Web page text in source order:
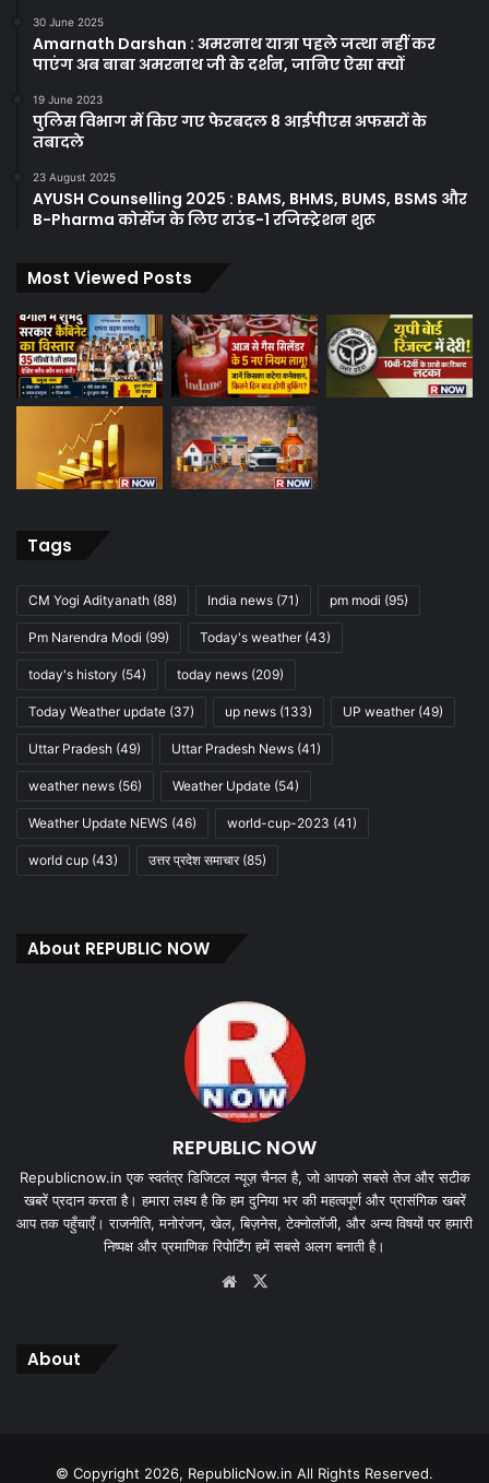
30 June 2025
Amarnath Darshan : अमरनाथ यात्रा पहले जत्था नहीं कर
पाएंग अब बाबा अमरनाथ जी के दर्शन, जानिए ऐसा क्यों
19 June 2023
पुलिस विभाग में किए गए फेरबदल 8 आईपीएस अफसरों के
तबादले
23 August 2025
AYUSH Counselling 2025 : BAMS, BHMS, BUMS, BSMS और
B-Pharma कोर्सेज के लिए राउंड-1 रजिस्ट्रेशन शुरू
Most Viewed Posts
Tags
CM Yogi Adityanath (88) India news (71) pm modi (95)
Pm Narendra Modi (99) Today's weather(43)
today's history (54) today news (209)
Today Weather update (37) up news (133) UP weather(49)
Uttar Pradesh (49) Uttar Pradesh News (41)
weather news (56) Weather Update (54)
Weather Update NEWS (46) world-cup-2023 (41)
world cup (43) उत्तर प्रदेश समाचार(85)
About REPUBLIC NOW
REPUBLIC NOW
Republicnow.in एक स्वतंत्र डिजिटल न्यूज़ चैनल है, जो आपको सबसे तेज और सटीक
खबरें प्रदान करता है। हमारा लक्ष्य है कि हम दुनिया भर की महत्वपूर्ण और प्रासंगिक खबरें
आप तक पहुँचाएँ। राजनीति, मनोरंजन, खेल, बिज़नेस, टेक्नोलॉजी, और अन्य विषयों पर हमारी
निष्पक्ष और प्रमाणिक रिपोर्टिंग हमें सबसे अलग बनाती है।
Website
About
© Copyright 2026, RepublicNow.in All Rights Reserved.